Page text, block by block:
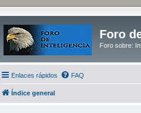
Foro
Foro sobre:
Enlaces rápidos FAQ
Índice general